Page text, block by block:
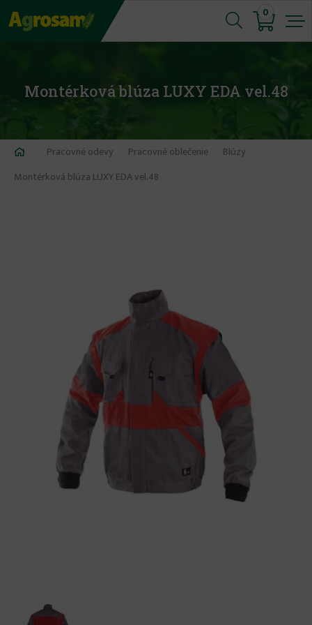
Jump
to
0
Montérková blúza LUXY EDA vel.48
Nachádzate
sa
Pracovné odevy Pracovné oblečenie
Blúzy
Montérková blúza LUXY EDA vel.48